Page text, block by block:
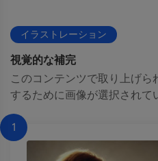
イラストレーション
視覚的な補完
このコンテンツで取り上げら
するために画像が選択されて
1